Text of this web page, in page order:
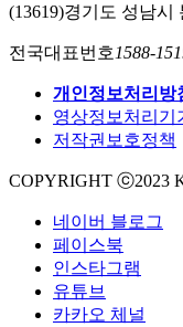
(13619)경기도 성남시
전국대표번호 1588-
개인정보처리방
영상정보처리기
저작권보호정책
COPYRIGHT ⓒ2023
네이버 블로그
페이스북
인스타그램
유튜브
카카오 체널